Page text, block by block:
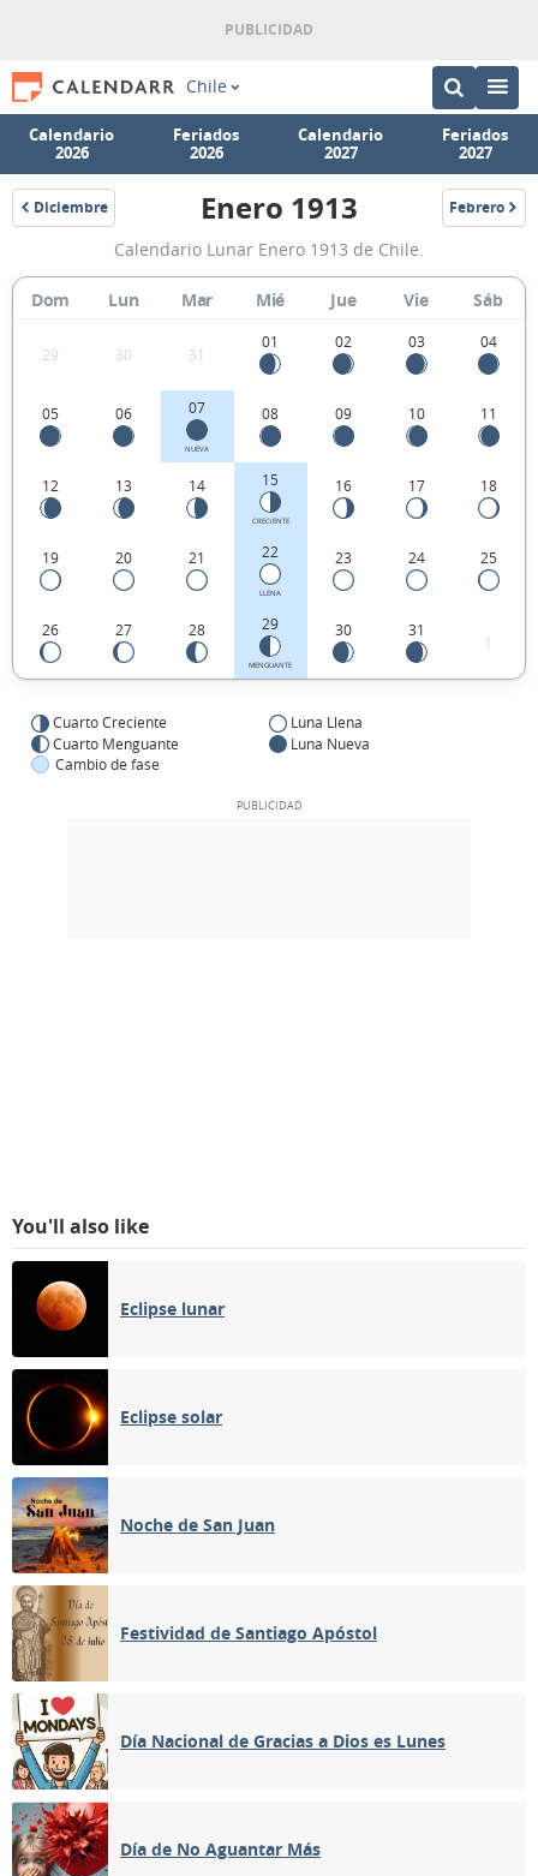
Chile
Calendario
2026
Feriados
2026
Calendario
2027
Feriados
2027
Diciembre
1912
Calendario
Lunar
Enero
de
Chile.
Enero 1913 Febrero
1913
Calendario Lunar Enero 1913 de Chile.
Dom Lun Mar Mié Jue Vie Sáb
29 30 31
01 02 03 04
05 06 07
NUEVA
08 09 10 11
12 13 14 15
CRECIENTE
16 17 18
19 20 21 22
LLENA
23 24 25
26 27 28 29
MENGUANTE
30 31
1
Cuarto Creciente
Luna Llena
Cuarto Menguante
Luna Nueva
Cambio de fase
You'll also like
Eclipse lunar
Eclipse solar
Noche de San Juan
Festividad de Santiago Apóstol
Día Nacional de Gracias a Dios es Lunes
Día de No Aguantar Más